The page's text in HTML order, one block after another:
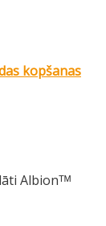
kopšanas
Albionᵀᴹ